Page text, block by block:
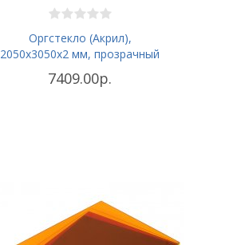
Оргстекло (Акрил),
2050х3050x2 мм, прозрачный
7409.00р.